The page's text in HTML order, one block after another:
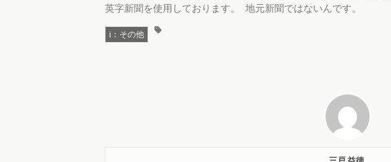
英字新聞を使用しております。 地元新聞ではないんです。
i：その他